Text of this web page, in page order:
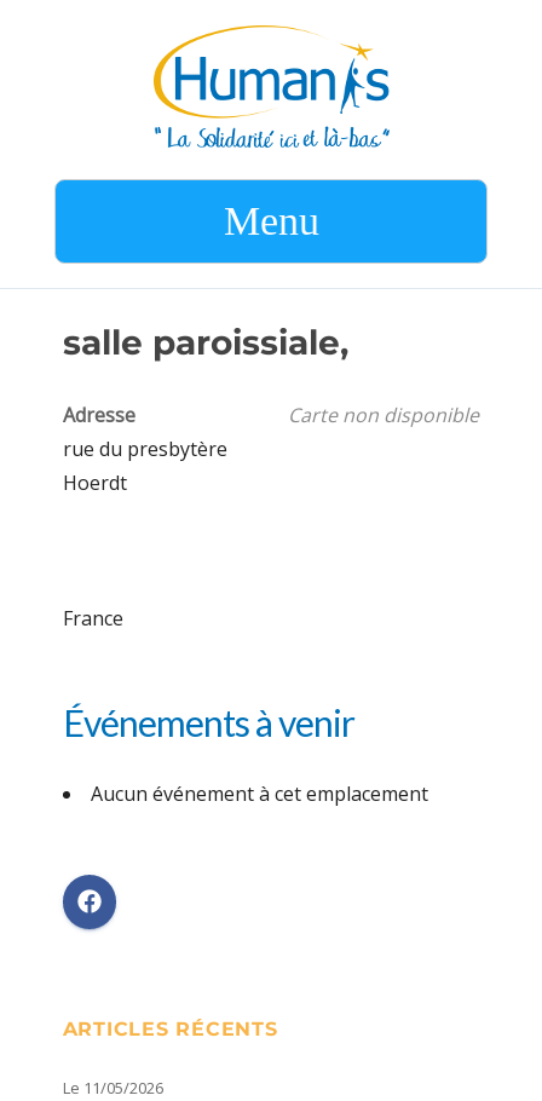
Menu
salle paroissiale,
Carte non disponible
Adresse
rue du presbytère
Hoerdt
France
Événements à venir
Aucun événement à cet emplacement
ARTICLES RÉCENTS
Le 11/05/2026